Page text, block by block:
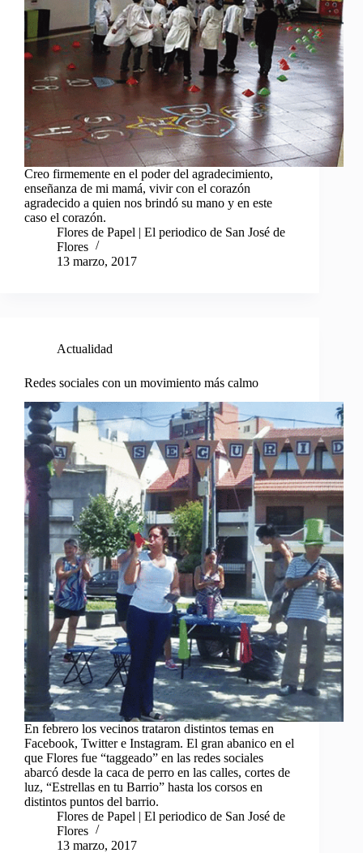
Creo firmemente en el poder del agradecimiento,
enseñanza de mi mamá, vivir con el corazón
agradecido a quien nos brindó su mano y en este
caso el corazón.
Flores de Papel | El periodico de San José de
Flores
13 marzo, 2017
Actualidad
Redes sociales con un movimiento más calmo
En febrero los vecinos trataron distintos temas en
Facebook, Twitter e Instagram. El gran abanico en el
que Flores fue “taggeado” en las redes sociales
abarcó desde la caca de perro en las calles, cortes de
luz, “Estrellas en tu Barrio” hasta los corsos en
distintos puntos del barrio.
Flores de Papel | El periodico de San José de
Flores
13 marzo, 2017